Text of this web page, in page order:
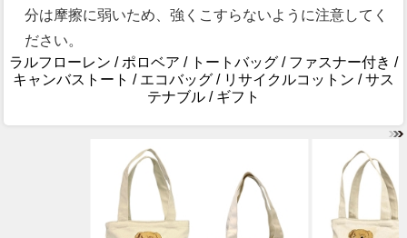
分は摩擦に弱いため、強くこすらないように注意してく
ださい。
ラルフローレン / ポロベア / トートバッグ / ファスナー付き /
キャンバストート / エコバッグ / リサイクルコットン / サス
テナブル / ギフト